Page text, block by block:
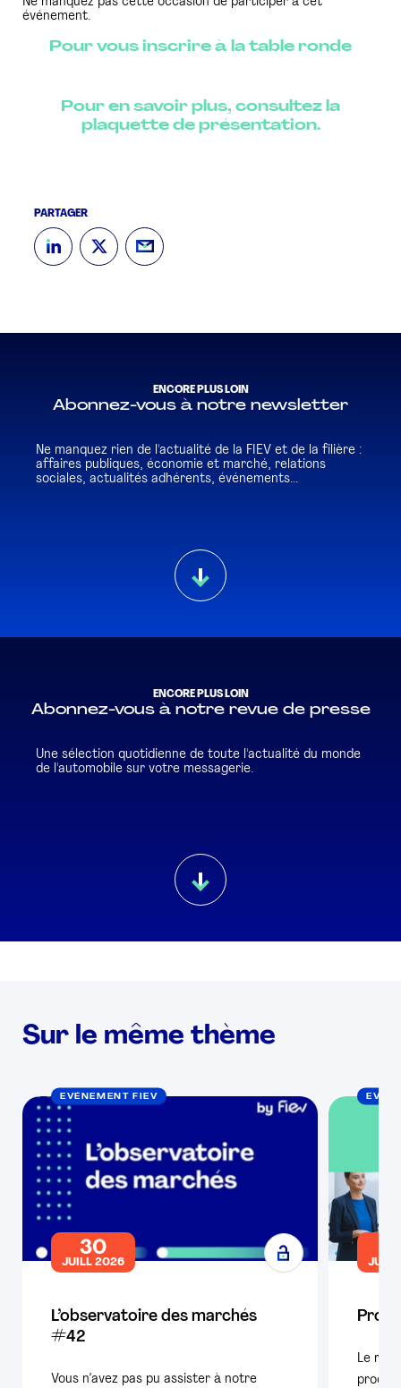
événement.
Pour vous inscrire à la table ronde
Pour en savoir plus, consultez la
plaquette de présentation.
PARTAGER
ENCORE PLUS LOIN
Abonnez-vous à notre newsletter
Ne manquez rien de l'actualité de la FIEV et de la filière :
affaires publiques, économie et marché, relations
sociales, actualités adhérents, événements...
ENCORE PLUS LOIN
Abonnez-vous à notre revue de presse
Une sélection quotidienne de toute l'actualité du monde
de l'automobile sur votre messagerie.
Sur le même thème
EVÉNEMENT FIEV
30
JUILL 2026
L’observatoire des marchés
#42
Vous n’avez pas pu assister à notre
Le